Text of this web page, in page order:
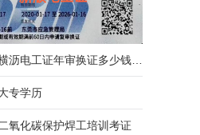
专学历
氧化碳保护焊工培训考证